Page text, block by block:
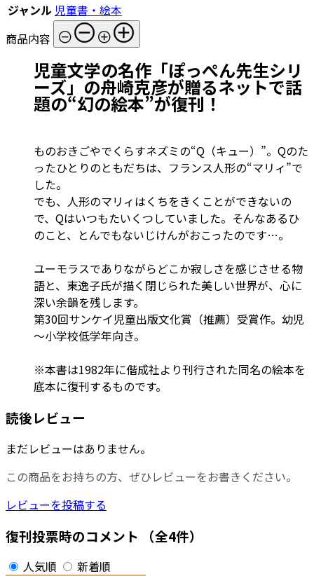
ジャンル 児童書・絵本
商品内容
児童文学の名作「ぽっぺん先生シリ
ーズ」の舟崎克彦が贈るネットで話
題の“幻の絵本”が復刊！
ものおきごやでくらすネズミの“Q（キュー）”。Qのた
ったひとりのともだちは、フランス人形の“マリィ”で
した。
でも、人形のマリィはくちをきくことができないの
で、Qはいつもたいくつしていました。そんなあるひ
のこと、とんでもないじけんがおこったのです…。
ユーモラスでありながらどこか寂しさを感じさせる物
語と、東逸子氏が描く閉じられた美しい世界が、心に
深い余韻を残します。
第30回サンケイ児童出版文化賞（推薦）受賞作。幼児
～小学校低学年向き。
※本書は1982年に偕成社より刊行された同名の絵本を
底本に復刊するものです。
読後レビュー
まだレビューはありません。
この商品をお持ちの方、ぜひレビューをお書きください。
レビューを投稿する
復刊投票時のコメント （全4件）
人気順 新着順